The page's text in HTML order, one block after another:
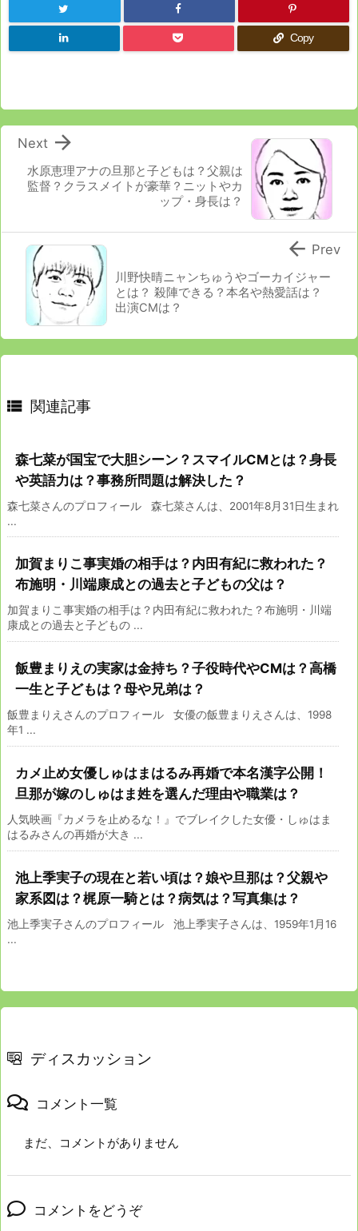
Copy
水原恵理アナの旦那と子どもは？父親は
監督？クラスメイトが豪華？ニットやカ
ップ・身長は？

Next
川野快晴ニャンちゅうやゴーカイジャー
とは？ 殺陣できる？本名や熱愛話は？
出演CMは？
 Prev
 関連記事
森七菜が国宝で大胆シーン？スマイルCMとは？身長
や英語力は？事務所問題は解決した？
森七菜さんのプロフィール 森七菜さんは、2001年8月31日生まれ
...
加賀まりこ事実婚の相手は？内田有紀に救われた？
布施明・川端康成との過去と子どもの父は？
加賀まりこ事実婚の相手は？内田有紀に救われた？布施明・川端
康成との過去と子どもの ...
飯豊まりえの実家は金持ち？子役時代やCMは？高橋
一生と子どもは？母や兄弟は？
飯豊まりえさんのプロフィール 女優の飯豊まりえさんは、1998
年1 ...
カメ止め女優しゅはまはるみ再婚で本名漢字公開！
旦那が嫁のしゅはま姓を選んだ理由や職業は？
人気映画『カメラを止めるな！』でブレイクした女優・しゅはま
はるみさんの再婚が大き ...
池上季実子の現在と若い頃は？娘や旦那は？父親や
家系図は？梶原一騎とは？病気は？写真集は？
池上季実子さんのプロフィール 池上季実子さんは、1959年1月16
...
ディスカッション
コメント一覧
まだ、コメントがありません
コメントをどうぞ